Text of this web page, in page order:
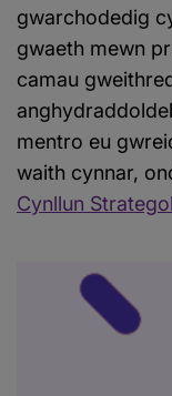
gwarchodedig
gwaeth mewn
camau
mentro eu
waith cynnar,
Cynllun